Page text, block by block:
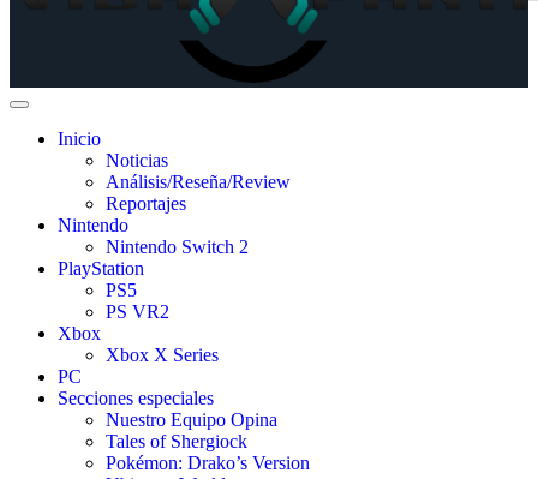
Inicio
Noticias
Análisis/Reseña/Review
Reportajes
Nintendo
Nintendo Switch 2
PlayStation
PS5
PS VR2
Xbox
Xbox X Series
PC
Secciones especiales
Nuestro Equipo Opina
Tales of Shergiock
Pokémon: Drako’s Version